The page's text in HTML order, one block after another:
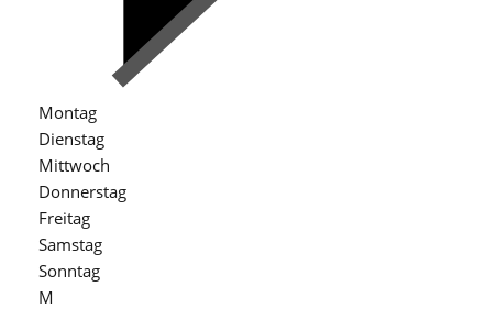
Montag
Dienstag
Mittwoch
Donnerstag
Freitag
Samstag
Sonntag
M